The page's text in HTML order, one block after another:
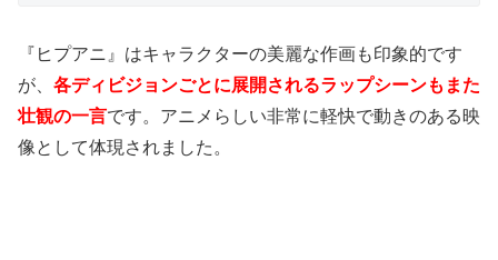
『ヒプアニ』はキャラクターの美麗な作画も印象的です
が、 各ディビジョンごとに展開されるラップシーンもまた
壮観の一言です。アニメらしい非常に軽快で動きのある映
像として体現されました。